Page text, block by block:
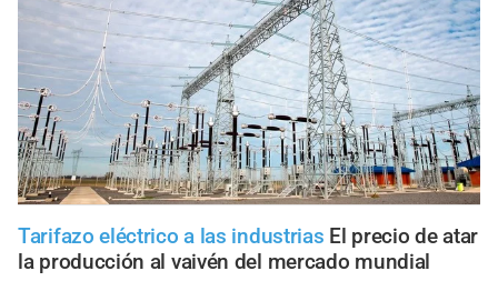
Tarifazo eléctrico a las industrias El precio de atar
la producción al vaivén del mercado mundial